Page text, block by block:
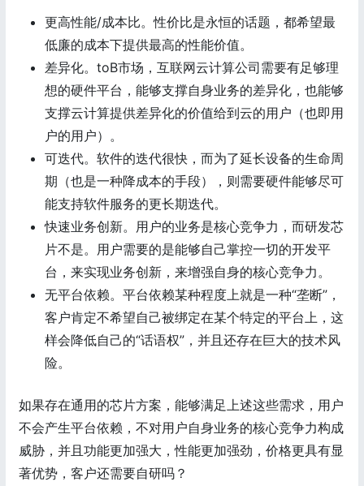
更高性能/成本比。性价比是永恒的话题，都希望最
低廉的成本下提供最高的性能价值。
差异化。toB市场，互联网云计算公司需要有足够理
想的硬件平台，能够支撑自身业务的差异化，也能够
支撑云计算提供差异化的价值给到云的用户（也即用
户的用户）。
可迭代。软件的迭代很快，而为了延长设备的生命周
期（也是一种降成本的手段），则需要硬件能够尽可
能支持软件服务的更长期迭代。
快速业务创新。用户的业务是核心竞争力，而研发芯
片不是。用户需要的是能够自己掌控一切的开发平
台，来实现业务创新，来增强自身的核心竞争力。
无平台依赖。平台依赖某种程度上就是一种“垄断”，
客户肯定不希望自己被绑定在某个特定的平台上，这
样会降低自己的“话语权”，并且还存在巨大的技术风
险。
如果存在通用的芯片方案，能够满足上述这些需求，用户
不会产生平台依赖，不对用户自身业务的核心竞争力构成
威胁，并且功能更加强大，性能更加强劲，价格更具有显
著优势，客户还需要自研吗？